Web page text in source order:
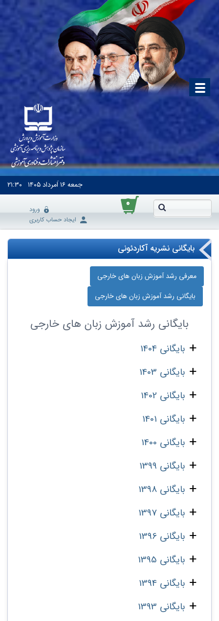
جمعه۱۶ اَمرداد ۱۴۰۵ ۲۱:۳۰
۰
ورود
ایجاد حساب کاربری
بایگانی نشریه آکاردئونی
معرفی رشد آموزش زبان‌ های خارجی
بایگانی رشد آموزش زبان‌ های خارجی
بایگانی رشد آموزش زبان‌ های خارجی
بایگانی 1404
بایگانی 1403
بایگانی 1402
بایگانی 1401
بایگانی 1400
بایگانی 1399
بایگانی 1398
بایگانی 1397
بایگانی 1396
بایگانی 1395
بایگانی 1394
بایگانی 1393